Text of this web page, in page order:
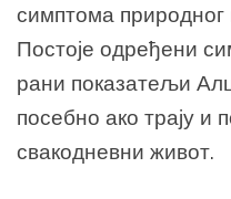
симптома
Постоје одређени
рани показатељи
посебно ако трају и
свакодневни живот.